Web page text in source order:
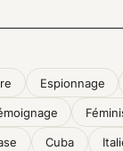
Espionnage
Cuba